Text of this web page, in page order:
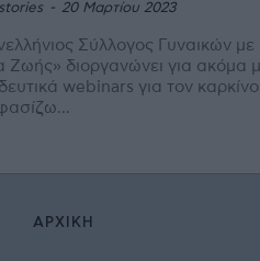
- 20 Μαρτίου 2023
Σύλλογος Γυναικών
Ζωής» διοργανώνει για ακόμα
webinars για τον
ΑΡΧΙΚΉ